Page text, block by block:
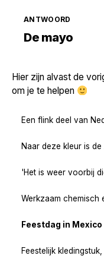
ANTWOORD
De mayo
Hier zijn alvast de
om je te helpen
Een flink deel van
Naar deze kleur is
'Het is weer voorbij
Werkzaam chemisch
Feestdag in Mexico
Feestelijk